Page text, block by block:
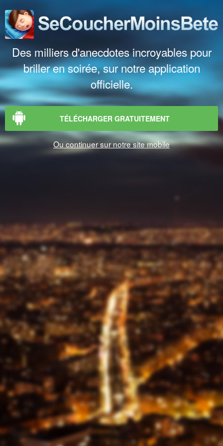
Des milliers d'anecdotes incroyables pour
briller en soirée, sur notre application
officielle.
TÉLÉCHARGER GRATUITEMENT
Ou continuer sur notre site mobile